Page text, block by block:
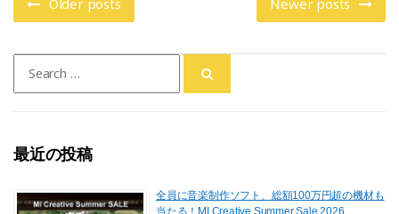
o n
Older posts Newer posts
for:
最近の投稿
全員に音楽制作ソフト、総額100万円超の機材も
当たる！MI Creative Summer Sale 2026